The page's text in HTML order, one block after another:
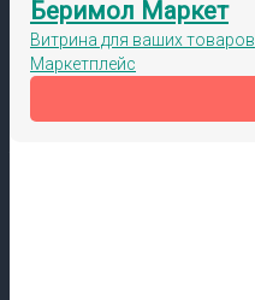
Беримол Маркет
Витрина для ваших товаров
Маркетплейс